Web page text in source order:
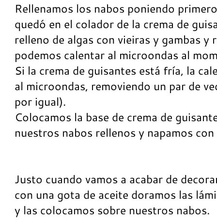
Rellenamos los nabos poniendo
quedó en el colador de la crema de
relleno de algas con vieiras y gambas y
podemos calentar al microondas al
Si la crema de guisantes está fría, la
al microondas, removiendo un par de
por igual).
Colocamos la base de crema de
nuestros nabos rellenos y napamos
Justo cuando vamos a acabar de
con una gota de aceite doramos las
y las colocamos sobre nuestros nabos.